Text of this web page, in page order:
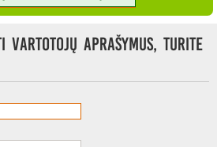
vartotojų aprašymus, turite